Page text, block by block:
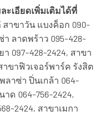
ะเอียดเพิ่มเติมได้ที่
สาขาวัน แบงค็อก 090-
ลาดพร้าว 095-428-
097-428-2424, สาขา
าขาฟิวเจอร์พาร์ค รังสิต
ลาซ่า ปิ่นเกล้า 064-
ด 064-756-2424,
2424, สาขาเมกา